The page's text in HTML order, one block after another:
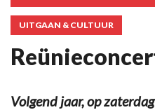
UITGAAN & CULTUUR
Volgend jaar, op